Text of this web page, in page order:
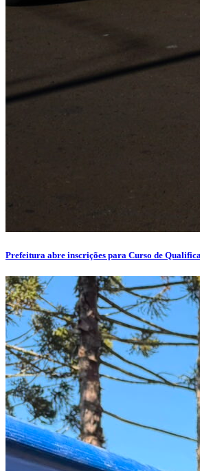
Prefeitura abre inscrições para Curso de